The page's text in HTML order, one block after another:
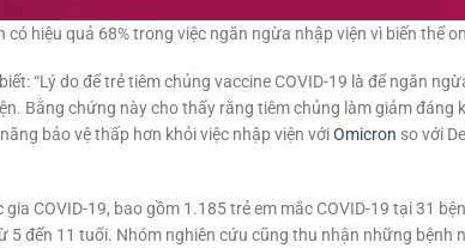
có hiệu quả 68% trong việc ngăn ngừa nhập viện vì biến thể
“Lý do để trẻ tiêm chủng vaccine COVID-19 là để ngăn
Bằng chứng này cho thấy rằng tiêm chủng làm giảm đáng
bảo vệ thấp hơn khỏi việc nhập viện vớiOmicron so với
COVID-19, bao gồm 1.185 trẻ em mắc COVID-19 tại 31
5 đến 11 tuổi. Nhóm nghiên cứu cũng thu nhận những bệnh